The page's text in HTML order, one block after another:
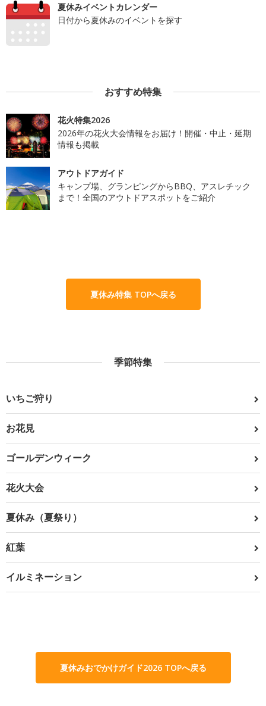
夏休みイベントカレンダー
日付から夏休みのイベントを探す
おすすめ特集
花火特集2026
2026年の花火大会情報をお届け！開催・中止・延期
情報も掲載
アウトドアガイド
キャンプ場、グランピングからBBQ、アスレチック
まで！全国のアウトドアスポットをご紹介
夏休み特集 TOPへ戻る
季節特集
いちご狩り
お花見
ゴールデンウィーク
花火大会
夏休み（夏祭り）
紅葉
イルミネーション
夏休みおでかけガイド2026 TOPへ戻る